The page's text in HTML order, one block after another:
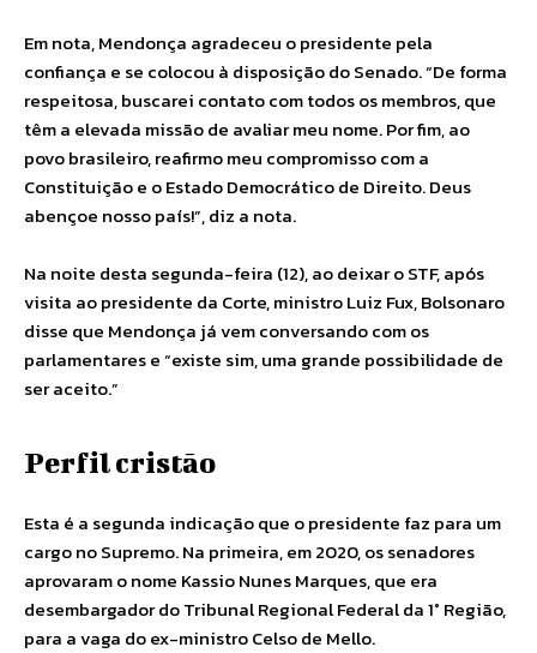
Em nota, Mendonça agradeceu o presidente pela
confiança e se colocou à disposição do Senado. “De forma
respeitosa, buscarei contato com todos os membros, que
têm a elevada missão de avaliar meu nome. Por fim, ao
povo brasileiro, reafirmo meu compromisso com a
Constituição e o Estado Democrático de Direito. Deus
abençoe nosso país!”, diz a nota.
Na noite desta segunda-feira (12), ao deixar o STF, após
visita ao presidente da Corte, ministro Luiz Fux, Bolsonaro
disse que Mendonça já vem conversando com os
parlamentares e “existe sim, uma grande possibilidade de
ser aceito.”
Perfil cristão
Esta é a segunda indicação que o presidente faz para um
cargo no Supremo. Na primeira, em 2020, os senadores
aprovaram o nome Kassio Nunes Marques, que era
desembargador do Tribunal Regional Federal da 1° Região,
para a vaga do ex-ministro Celso de Mello.